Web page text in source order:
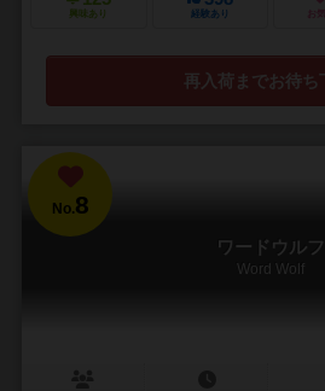
興味あり 経験あり お
再入荷までお待ち
No.8
ワードウルフ
Word Wolf